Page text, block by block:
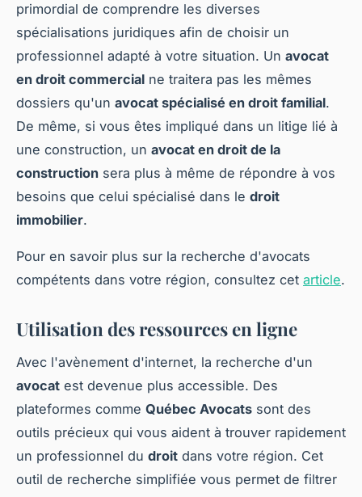
primordial de comprendre les diverses
spécialisations juridiques afin de choisir un
professionnel adapté à votre situation. Un avocat
en droit commercial ne traitera pas les mêmes
dossiers qu'un avocat spécialisé en droit familial.
De même, si vous êtes impliqué dans un litige lié à
une construction, un avocat en droit de la
construction sera plus à même de répondre à vos
besoins que celui spécialisé dans le droit
immobilier.
Pour en savoir plus sur la recherche d'avocats
compétents dans votre région, consultez cet article.
Utilisation des ressources en ligne
Avec l'avènement d'internet, la recherche d'un
avocat est devenue plus accessible. Des
plateformes comme Québec Avocats sont des
outils précieux qui vous aident à trouver rapidement
un professionnel du droit dans votre région. Cet
outil de recherche simplifiée vous permet de filtrer